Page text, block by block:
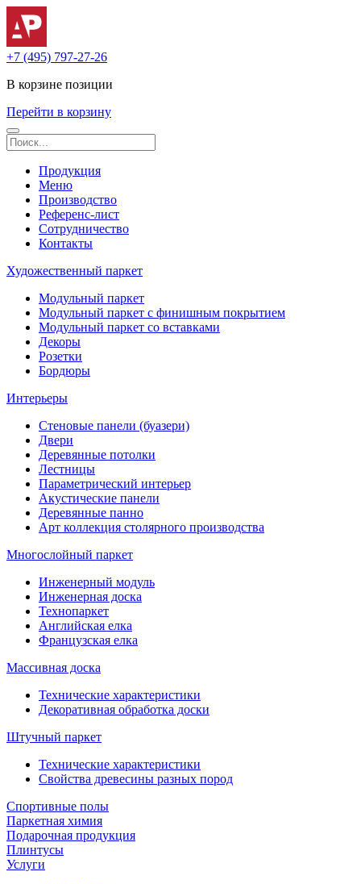
+7 (495) 797-27-26
В корзине позиции
Перейти в корзину
Продукция
Меню
Производство
Референс-лист
Сотрудничество
Контакты
Художественный паркет
Модульный паркет
Модульный паркет с финишным покрытием
Модульный паркет со вставками
Декоры
Розетки
Бордюры
Интерьеры
Стеновые панели (буазери)
Двери
Деревянные потолки
Лестницы
Параметрический интерьер
Акустические панели
Деревянные панно
Арт коллекция столярного производства
Многослойный паркет
Инженерный модуль
Инженерная доска
Технопаркет
Английская елка
Французская елка
Массивная доска
Технические характеристики
Декоративная обработка доски
Штучный паркет
Технические характеристики
Свойства древесины разных пород
Спортивные полы
Паркетная химия
Подарочная продукция
Плинтусы
Услуги